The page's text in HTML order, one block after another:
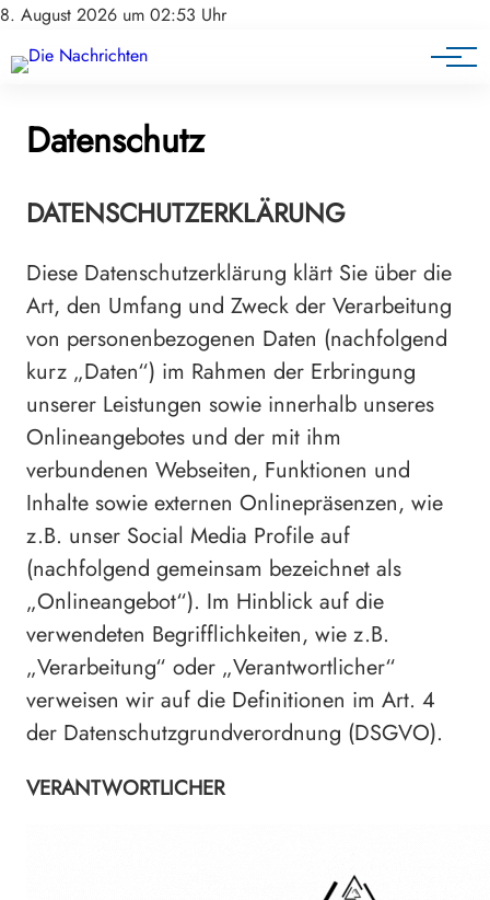
8. August 2026 um 02:53 Uhr
Datenschutz
DATENSCHUTZERKLÄRUNG
Diese Datenschutzerklärung klärt Sie über die
Art, den Umfang und Zweck der Verarbeitung
von personenbezogenen Daten (nachfolgend
kurz „Daten“) im Rahmen der Erbringung
unserer Leistungen sowie innerhalb unseres
Onlineangebotes und der mit ihm
verbundenen Webseiten, Funktionen und
Inhalte sowie externen Onlinepräsenzen, wie
z.B. unser Social Media Profile auf
(nachfolgend gemeinsam bezeichnet als
„Onlineangebot“). Im Hinblick auf die
verwendeten Begrifflichkeiten, wie z.B.
„Verarbeitung“ oder „Verantwortlicher“
verweisen wir auf die Definitionen im Art. 4
der Datenschutzgrundverordnung (DSGVO).
VERANTWORTLICHER